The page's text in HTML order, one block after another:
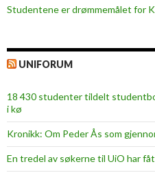
Studentene er drømmemålet for
UNIFORUM
18 430 studenter tildelt
i kø
Kronikk: Om Peder Ås som
En tredel av søkerne til UiO har